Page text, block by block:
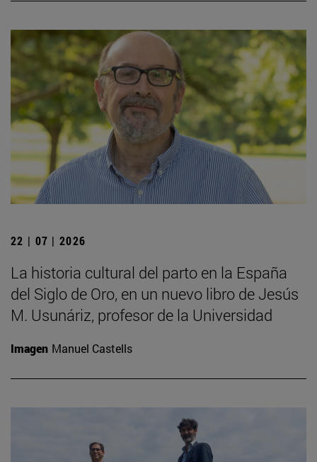
22 | 07 | 2026
La historia cultural del parto en la España
del Siglo de Oro, en un nuevo libro de Jesús
M. Usunáriz, profesor de la Universidad
Imagen Manuel Castells